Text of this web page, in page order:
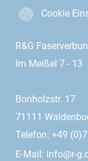
Cookie
R&G
Im Meißel 7 - 13
Bonholzstr. 17
71111
Telefon: +49
E-Mail: info@r-